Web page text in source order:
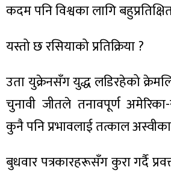
कदम पनि विश्वका लागि
यस्तो छ रसियाको प्रतिक्रिया ?
उता युक्रेनसँग युद्ध लडिरहेको
चुनावी जीतले तनावपूर्ण
कुनै पनि प्रभावलाई तत्काल
बुधवार पत्रकारहरूसँग कुरा गर्दै